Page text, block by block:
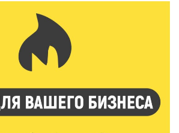
и реликвии прошлого: что
на новой выставке в Торжке
7 августа ожидаются ливни,
ветер